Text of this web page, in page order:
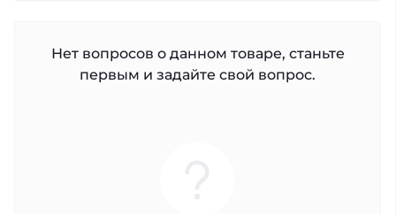
Нет вопросов о данном товаре, станьте
первым и задайте свой вопрос.